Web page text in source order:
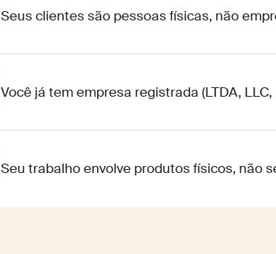
Seus clientes são pessoas físicas, não
Você já tem empresa registrada (LTDA,
Seu trabalho envolve produtos físicos, não